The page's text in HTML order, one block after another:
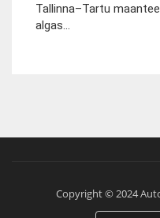
Tallinna–Tartu
algas...
Copyright © 2024